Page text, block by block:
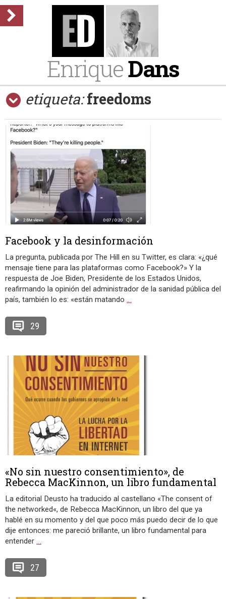
EnriqueDans
etiqueta: freedoms
Facebook y la desinformación
La pregunta, publicada por The Hill en su Twitter, es clara: «¿qué
mensaje tiene para las plataformas como Facebook?» Y la
respuesta de Joe Biden, Presidente de los Estados Unidos,
reafirmando la opinión del administrador de la sanidad pública del
país, también lo es: «están matando …
29
«No sin nuestro consentimiento», de
Rebecca MacKinnon, un libro fundamental
La editorial Deusto ha traducido al castellano «The consent of
the networked«, de Rebecca MacKinnon, un libro del que ya
hablé en su momento y del que poco más puedo decir de lo que
dije entonces: me pareció brillante, un libro fundamental para
entender …
27